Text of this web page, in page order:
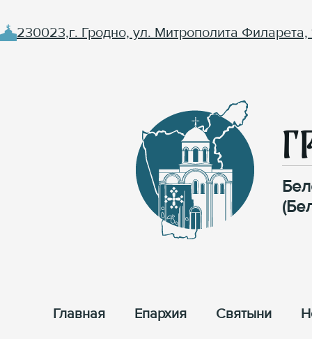
230023,г. Гродно, ул. Митрополита Филарета,
Главная Епархия Cвятыни